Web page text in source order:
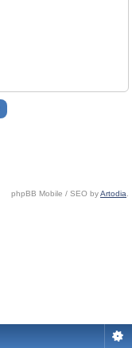
phpBB Mobile / SEO byArtodia.